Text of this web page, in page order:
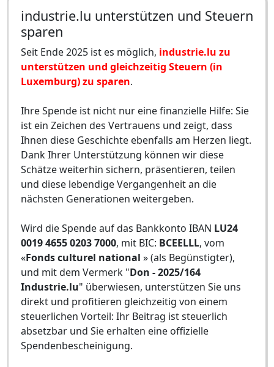
industrie.lu unterstützen und Steuern
sparen
Seit Ende 2025 ist es möglich, industrie.lu zu
unterstützen und gleichzeitig Steuern (in
Luxemburg) zu sparen.
Ihre Spende ist nicht nur eine finanzielle Hilfe: Sie
ist ein Zeichen des Vertrauens und zeigt, dass
Ihnen diese Geschichte ebenfalls am Herzen liegt.
Dank Ihrer Unterstützung können wir diese
Schätze weiterhin sichern, präsentieren, teilen
und diese lebendige Vergangenheit an die
nächsten Generationen weitergeben.
Wird die Spende auf das Bankkonto IBAN LU24
0019 4655 0203 7000, mit BIC: BCEELLL, vom
«Fonds culturel national » (als Begünstigter),
und mit dem Vermerk "Don - 2025/164
Industrie.lu" überwiesen, unterstützen Sie uns
direkt und profitieren gleichzeitig von einem
steuerlichen Vorteil: Ihr Beitrag ist steuerlich
absetzbar und Sie erhalten eine offizielle
Spendenbescheinigung.